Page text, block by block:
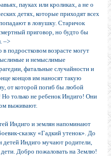
пауках или кроликах, а не о
детях, которые приходят всех
в ловушку. Старичок
приговор, но будто бы
–>
подростковом возрасте могут
и немыслимые
фатальные случайности и
концов им наносят такую
от которой погиб бы любой
только не ребенок Индиго! Они
выживают.
Индиго и землян напоминают
сказку «Гадкий утенок». До
детей Индиго мучают родители,
Добро пожаловать на Землю!